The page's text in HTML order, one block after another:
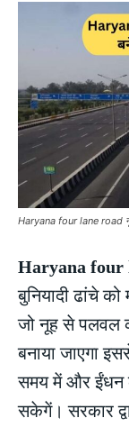
Haryana four lane road
Haryana four
बुनियादी ढांचे
जो नूह से पलवल
बनाया जाएगा
समय में और ईंधन
सकेगें। सरकार